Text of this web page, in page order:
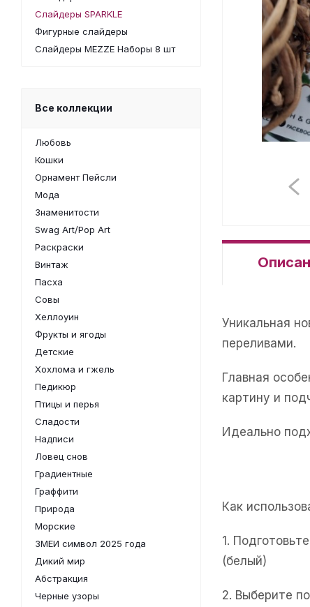
Уникальная
переливами.
Главная
картину и
Идеально
Как
1.
(белый)
2. Выберите
Слайдеры SPARKLE
Фигурные слайдеры
Слайдеры MEZZE Наборы 8 шт
Все коллекции
Любовь
Кошки
Орнамент Пейсли
Мода
Знаменитости
Swag Art/Pop Art
Раскраски
Винтаж
Пасха
Совы
Хеллоуин
Фрукты и ягоды
Детские
Хохлома и гжель
Педикюр
Птицы и перья
Сладости
Надписи
Ловец снов
Градиентные
Граффити
Природа
Морские
ЗМЕИ символ 2025 года
Дикий мир
Абстракция
Черные узоры